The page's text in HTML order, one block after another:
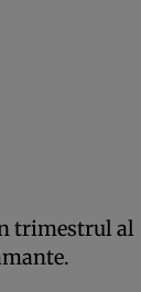
trimestrul al